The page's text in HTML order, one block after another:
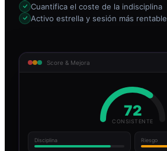
Cuantifica el coste de la indisciplina
Activo estrella y sesión más rentable
Score & Mejora
72
CONSISTENTE
Disciplina Riesgo